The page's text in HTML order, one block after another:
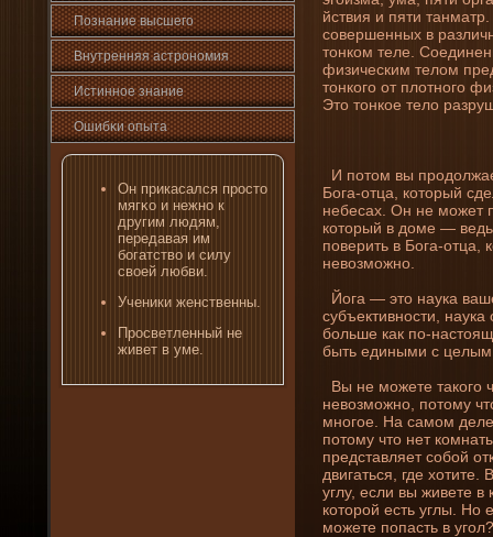
Познани­е высшего
Внутренняя астрοномия
Истинное знани­е
Ошибκи опыта
Он прикасался просто
мягκо и нежно к
другим людям,
передавая им
бοгатствο и силу
свοей любви.
Учени­ки женственны.
Просветленный не
живет в уме.
йствия и пяти
совершенных в
тонком теле.
физическим телом
тонкого от плотного
Это тонкое тело
И потом вы
Бога-отца, который
небесах. Он не может
который в доме —
поверить в Бога-отца,
невозможно.
Йога — это наука
субъективности,
бοльше как пο-
быть едиными с
Вы не можете такого
невозможно, потому
многое. На самом
потому что нет
представляет собой
двигаться, где­ хотите.
углу, если вы живете
которой есть углы. Но
можете попасть в